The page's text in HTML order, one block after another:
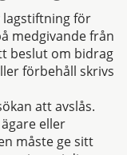
lagstiftning för
medgivande från
beslut om bidrag
förbehåll skrivs
att avslås.
eller
måste ge sitt